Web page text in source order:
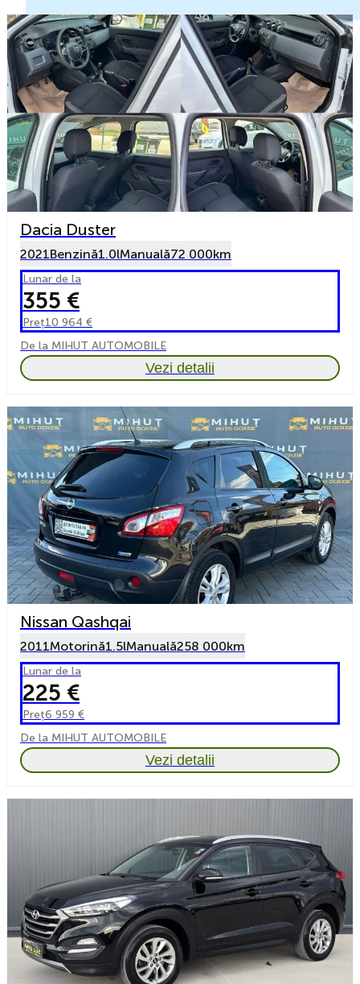
Dacia Duster
2021Benzină1.0lManuală72 000km
Lunar de la
355 €
Preț10 964 €
De la MIHUT AUTOMOBILE
Vezi detalii
Nissan Qashqai
2011Motorină1.5lManuală258 000km
Lunar de la
225 €
Preț6 959 €
De la MIHUT AUTOMOBILE
Vezi detalii